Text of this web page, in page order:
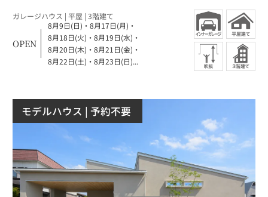
ガレージハウス | 平屋 | 3階建て
OPEN
8月9日(日) ・ 8月17日(月) ・
8月18日(火) ・ 8月19日(水) ・
8月20日(木) ・ 8月21日(金) ・
8月22日(土) ・ 8月23日(日)...
モデルハウス | 予約不要